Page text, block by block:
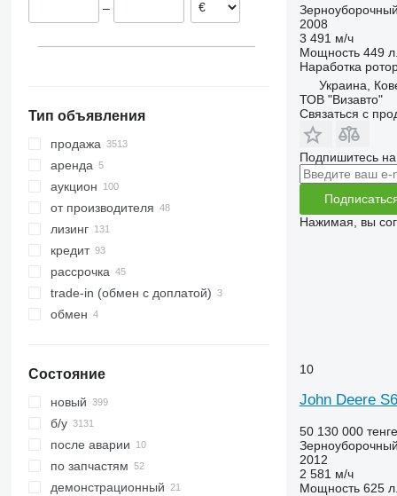
8500
8600
9500
9560
9600
9610
9640
9650
9660
9670 STS
9750
9760 STS
9770
Венгрия
Колумбия
–
Тип объявления
продажа
аренда
аукцион
от производителя
лизинг
кредит
рассрочка
trade-in (обмен с доплатой)
обмен
Состояние
новый
б/у
после аварии
по запчастям
демонстрационный
2008
3 491 м/ч
Мощность 449
Наработка
Украина,
ТОВ "Визавто"
Связаться с
Подпишитесь
Нажимая, вы
10
John Deere
50 130 000 тенге
2012
2 581 м/ч
Мощность 625